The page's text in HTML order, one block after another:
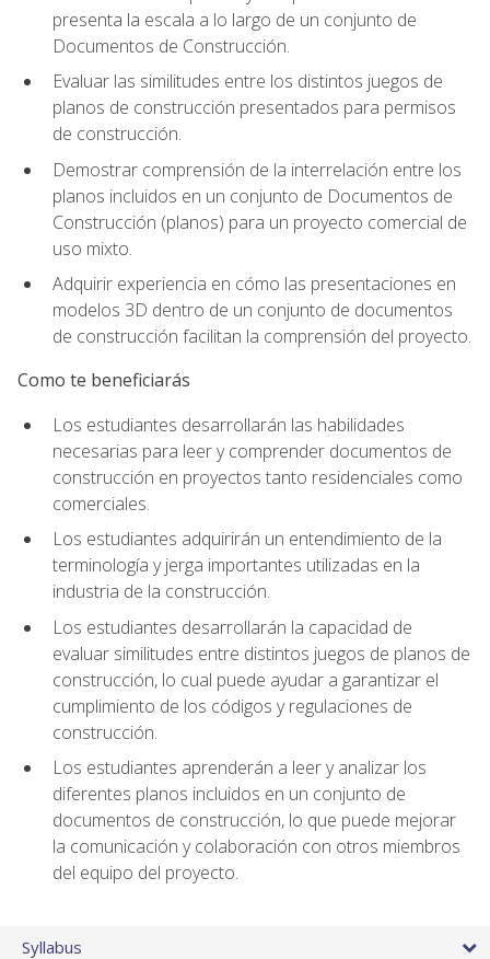
presenta la escala a lo largo de un conjunto de
Documentos de Construcción.
Evaluar las similitudes entre los distintos juegos de
planos de construcción presentados para permisos
de construcción.
Demostrar comprensión de la interrelación entre los
planos incluidos en un conjunto de Documentos de
Construcción (planos) para un proyecto comercial de
uso mixto.
Adquirir experiencia en cómo las presentaciones en
modelos 3D dentro de un conjunto de documentos
de construcción facilitan la comprensión del proyecto.
Como te beneficiarás
Los estudiantes desarrollarán las habilidades
necesarias para leer y comprender documentos de
construcción en proyectos tanto residenciales como
comerciales.
Los estudiantes adquirirán un entendimiento de la
terminología y jerga importantes utilizadas en la
industria de la construcción.
Los estudiantes desarrollarán la capacidad de
evaluar similitudes entre distintos juegos de planos de
construcción, lo cual puede ayudar a garantizar el
cumplimiento de los códigos y regulaciones de
construcción.
Los estudiantes aprenderán a leer y analizar los
diferentes planos incluidos en un conjunto de
documentos de construcción, lo que puede mejorar
la comunicación y colaboración con otros miembros
del equipo del proyecto.
Syllabus